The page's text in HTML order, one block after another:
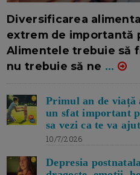
Diversificarea
extrem de importantă
Alimentele trebuie să
nu trebuie să ne ...
Primul an de viață
un sfat important
sa vezi ca te va
10/7/2026
Depresia